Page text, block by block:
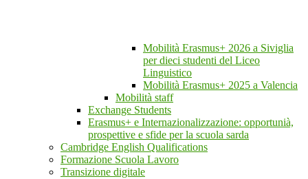
Mobilità Erasmus+ 2026 a Siviglia
per dieci studenti del Liceo
Linguistico
Mobilità Erasmus+ 2025 a Valencia
Mobilità staff
Exchange Students
Erasmus+ e Internazionalizzazione: opportunià,
prospettive e sfide per la scuola sarda
Cambridge English Qualifications
Formazione Scuola Lavoro
Transizione digitale